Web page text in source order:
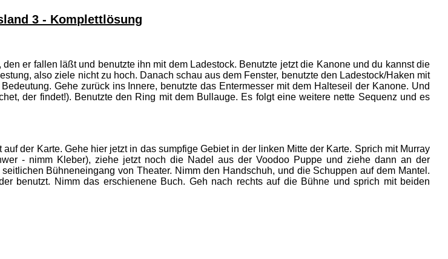
3 - Komplettlösung
er fallen läßt und benutzte ihn mit dem Ladestock. Benutzte jetzt die Kanone und du kannst die
also ziele nicht zu hoch. Danach schau aus dem Fenster, benutzte den Ladestock/Haken mit
Gehe zurück ins Innere, benutzte das Entermesser mit dem Halteseil der Kanone. Und
der findet!). Benutzte den Ring mit dem Bullauge. Es folgt eine weitere nette Sequenz und es
der Karte. Gehe hier jetzt in das sumpfige Gebiet in der linken Mitte der Karte. Sprich mit Murray
- nimm Kleber), ziehe jetzt noch die Nadel aus der Voodoo Puppe und ziehe dann an der
Bühneneingang von Theater. Nimm den Handschuh, und die Schuppen auf dem Mantel.
benutzt. Nimm das erschienene Buch. Geh nach rechts auf die Bühne und sprich mit beiden